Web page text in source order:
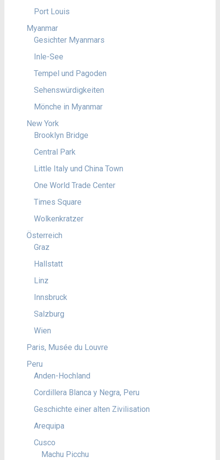
Port Louis
Myanmar
Gesichter Myanmars
Inle-See
Tempel und Pagoden
Sehenswürdigkeiten
Mönche in Myanmar
New York
Brooklyn Bridge
Central Park
Little Italy und China Town
One World Trade Center
Times Square
Wolkenkratzer
Österreich
Graz
Hallstatt
Linz
Innsbruck
Salzburg
Wien
Paris, Musée du Louvre
Peru
Anden-Hochland
Cordillera Blanca y Negra, Peru
Geschichte einer alten Zivilisation
Arequipa
Cusco
Machu Picchu